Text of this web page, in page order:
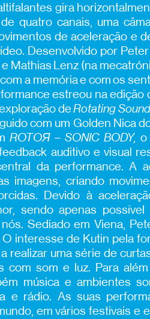
gira
quatro canais, uma
de aceleração e
Desenvolvido por
Mathias Lenz (na
a memória e com os
estreou na edição
deRotating
com um Golden Nica
ROTOЯ–SONIC BODY,o
auditivo e visual
da performance. A
imagens, criando
Devido à
sendo apenas
Sediado em Viena,
interesse de Kutin pela
realizar uma série de
com som e luz. Para
música e ambientes
e rádio. As suas
em vários festivais e